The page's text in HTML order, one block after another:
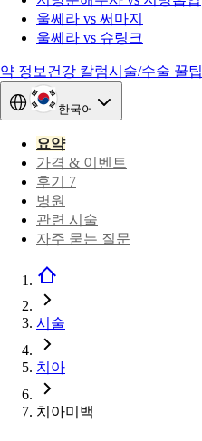
울쎄라 vs 써마지
울쎄라 vs 슈링크
약 정보 건강 칼럼시술/수술 꿀팁
한국어
요약
가격 & 이벤트
후기 7
병원
관련 시술
자주 묻는 질문
시술
치아
치아미백